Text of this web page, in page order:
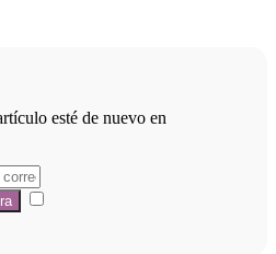
esté de nuevo en